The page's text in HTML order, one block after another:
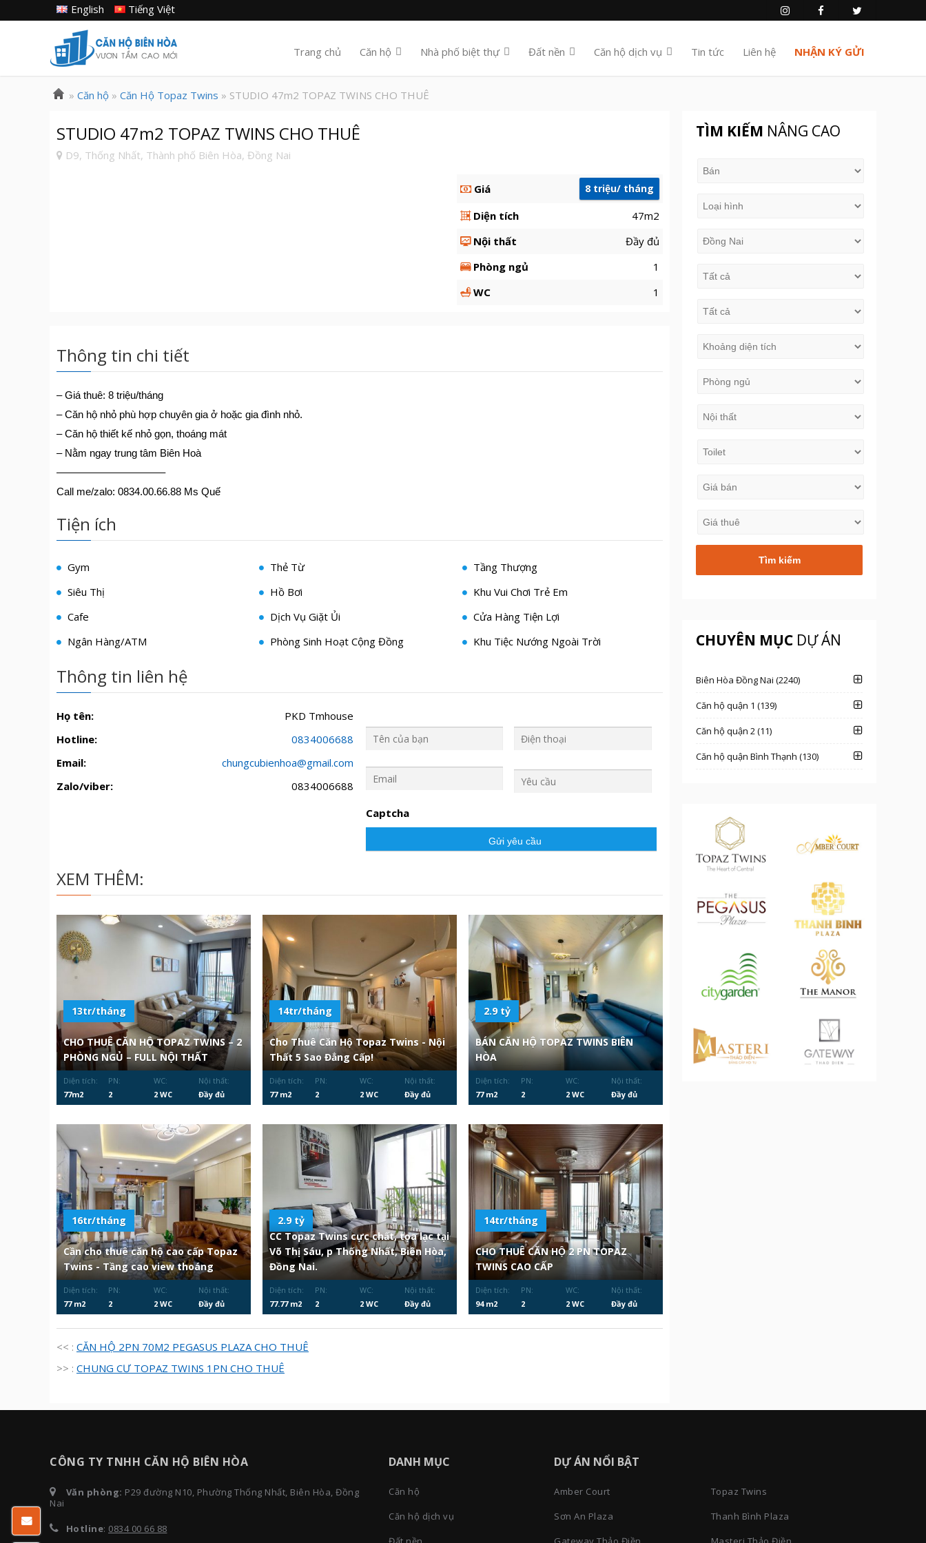
Tiếng Việt
English
Trang chủ Căn hộ Nhà phố biệt thự Đất nền Căn hộ dịch vụ Tin tức Liên hệ NHẬN KÝ GỬI
» Căn hộ » Căn Hộ Topaz Twins » STUDIO 47m2 TOPAZ TWINS CHO THUÊ
STUDIO 47m2 TOPAZ TWINS CHO THUÊ
D9, Thống Nhất, Thành phố Biên Hòa, Đồng Nai
Giá 8 triệu/ tháng
Diện tích
47m2
Nội thất
Đầy đủ
Phòng ngủ
1
WC
1
Thông tin chi tiết
– Giá thuê: 8 triệu/tháng
– Căn hộ nhỏ phù hợp chuyên gia ở hoặc gia đình nhỏ.
– Căn hộ thiết kế nhỏ gọn, thoáng mát
– Nằm ngay trung tâm Biên Hoà
——————————–
Call me/zalo: 0834.00.66.88 Ms Quế
Tiện ích
Gym Thẻ Từ
Tầng Thượng
Siêu Thị
Hồ Bơi
Khu Vui Chơi Trẻ Em
Cafe
Dịch Vụ Giặt Ủi
Cửa Hàng Tiện Lợi
Ngân Hàng/ATM
Phòng Sinh Hoạt Cộng Đồng Khu Tiệc Nướng Ngoài Trời
Thông tin liên hệ
Họ tên:
PKD Tmhouse
Hotline:
0834006688
Email:
chungcubienhoa@gmail.com
Zalo/viber:
0834006688
Y
Captcha
XEM THÊM:
13tr/tháng
CHO THUÊ CĂN HỘ TOPAZ TWINS – 2
PHÒNG NGỦ – FULL NỘI THẤT
Diện tích:
77m2
PN:
2
WC:
2 WC
Nội thất:
Đầy đủ
14tr/tháng
Cho Thuê Căn Hộ Topaz Twins - Nội
Thất 5 Sao Đẳng Cấp!
Diện tích:
77 m2
PN:
2
WC:
2 WC
Nội thất:
Đầy đủ
2.9 tỷ
BÁN CĂN HỘ TOPAZ TWINS BIÊN
HÒA
Diện tích:
77 m2
PN:
2
WC:
2 WC
Nội thất:
Đầy đủ
16tr/tháng
Cần cho thuê căn hộ cao cấp Topaz
Twins - Tầng cao view thoáng
Diện tích:
77 m2
PN:
2
WC:
2 WC
Nội thất:
Đầy đủ
2.9 tỷ
CC Topaz Twins cực chất, tọa lạc tại
Võ Thị Sáu, p Thống Nhất, Biên Hòa,
Đồng Nai.
Diện tích:
77.77 m2
PN:
2
WC:
2 WC
Nội thất:
Đầy đủ
14tr/tháng
CHO THUÊ CĂN HỘ 2 PN TOPAZ
TWINS CAO CẤP
Diện tích:
94 m2
PN:
2
WC:
2 WC
Nội thất:
Đầy đủ
<< : CĂN HỘ 2PN 70M2 PEGASUS PLAZA CHO THUÊ
>> : CHUNG CƯ TOPAZ TWINS 1PN CHO THUÊ
TÌM KIẾM NÂNG CAO
CHUYÊN MỤC DỰ ÁN
Biên Hòa Đồng Nai (2240)
Căn hộ quận 1 (139)
Căn hộ quận 2 (11)
Căn hộ quận Bình Thạnh (130)
CÔNG TY TNHH CĂN HỘ BIÊN HÒA
Văn phòng: P29 đường N10, Phường Thống Nhất, Biên Hòa, Đồng
Nai
Hotline: 0834 00 66 88
DANH MỤC
Căn hộ
Căn hộ dịch vụ
DỰ ÁN NỔI BẬT
Amber Court
Topaz Twins
Sơn An Plaza
Thanh Bình Plaza